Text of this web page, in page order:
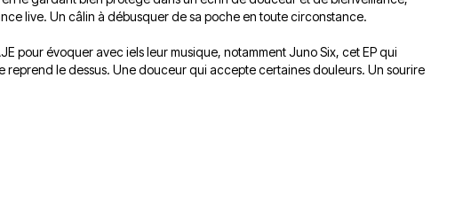
Émissions
Interviews
Chroniques
live. Un câlin à débusquer de sa poche en toute circonstance.
pour évoquer avec iels leur musique, notamment Juno Six, cet EP qui
reprend le dessus. Une douceur qui accepte certaines douleurs. Un sourire